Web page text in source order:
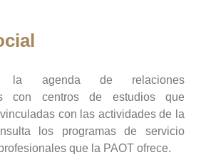
la agenda de relaciones
con centros de estudios que
con las actividades de la
los programas de servicio
que la PAOT ofrece.